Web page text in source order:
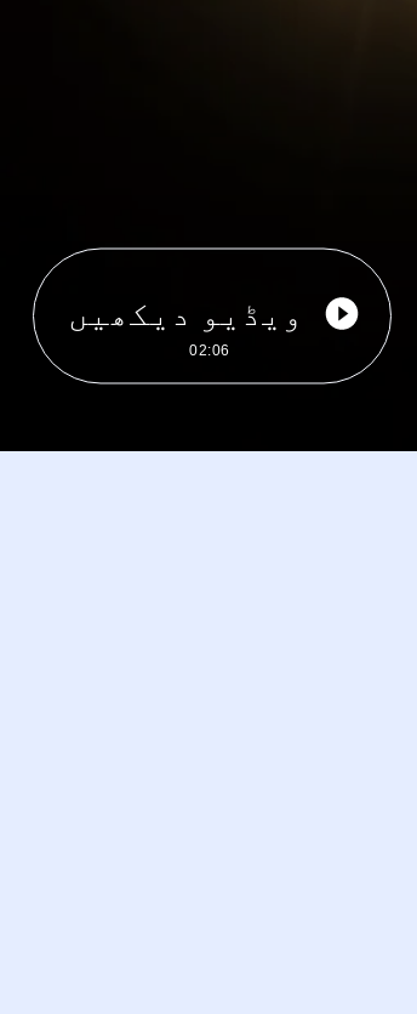
ویڈیو دیکھیں
02:06